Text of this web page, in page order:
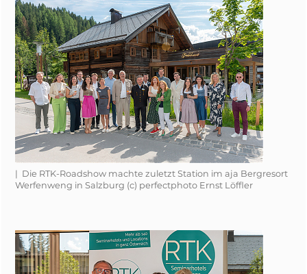
| Die RTK-Roadshow machte zuletzt Station im aja Bergresort
Werfenweng in Salzburg (c) perfectphoto Ernst Löffler